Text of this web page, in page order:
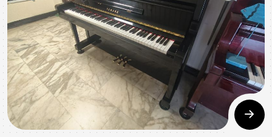
108 cm 深 54 cm家裡有空間限制的有福了!此款身高108公
分的小琴適合小空間家庭使用，市面數量稀少，音色美外觀
精緻!YAMAHA中古鋼琴矮身琴最暢銷系列，保值能力強、價
格超便宜，再嫌貴真的買不到了..避免爭議，低價優惠中古琴
銷售說明請詳閱:我們的標準至少內外要清潔整理、整音整
調，不敢說全新，但我們要求品質，資深技師會全力整理完
善至7成新，已達我們對中古琴該有的愛與對顧客責任。